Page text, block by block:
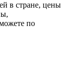
в стране, цены
по